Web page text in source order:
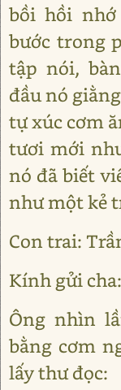
bồi hồi
bước trong
tập nói,
đầu nó
tự xúc cơm
tươi mới
nó đã biết
như một kẻ
Con trai:
Kính gửi
Ông nhìn
bằng cơm
lấy thư đọc: